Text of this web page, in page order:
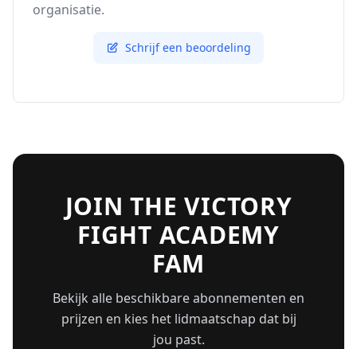
organisatie.
Schrijf een beoordeling
JOIN THE VICTORY
FIGHT ACADEMY
FAM
Bekijk alle beschikbare abonnementen en
prijzen en kies het lidmaatschap dat bij
jou past.